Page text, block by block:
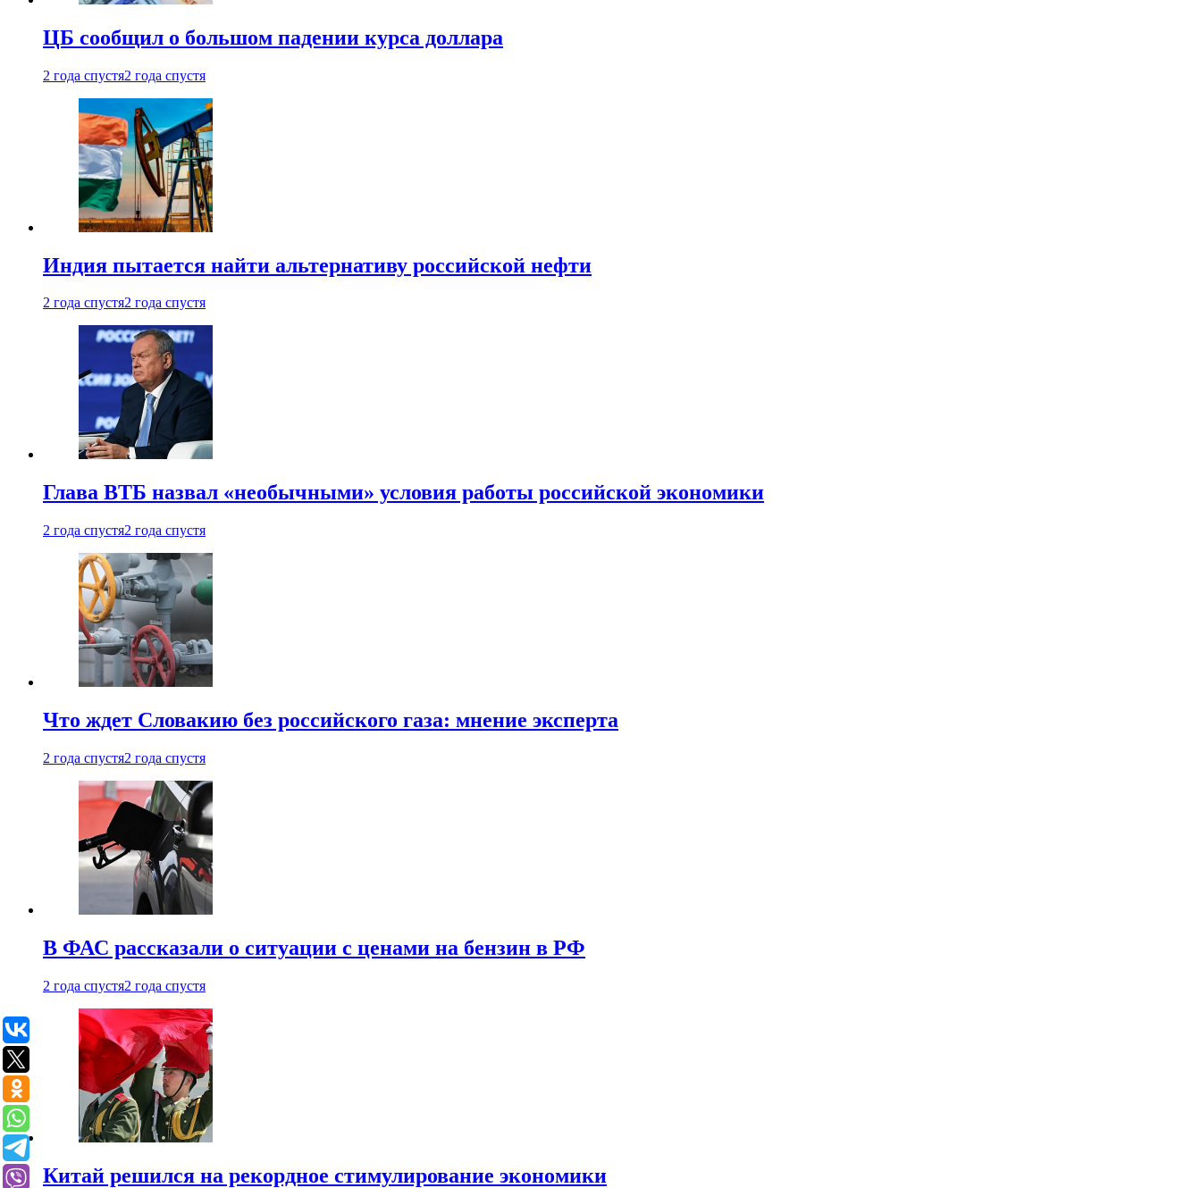
ЦБ сообщил о большом падении курса доллара
2 года спустя2 года спустя
Индия пытается найти альтернативу российской нефти
2 года спустя2 года спустя
Глава ВТБ назвал «необычными» условия работы российской экономики
2 года спустя2 года спустя
Что ждет Словакию без российского газа: мнение эксперта
2 года спустя2 года спустя
В ФАС рассказали о ситуации с ценами на бензин в РФ
2 года спустя2 года спустя
Китай решился на рекордное стимулирование экономики